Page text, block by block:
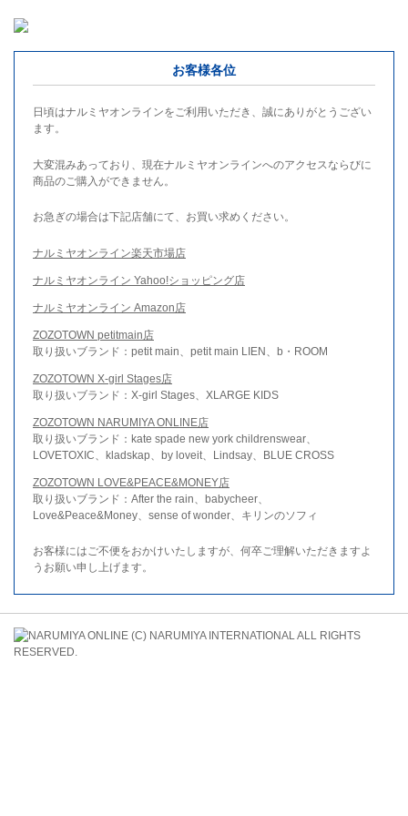
お客様各位
日頃はナルミヤオンラインをご利用いただき、誠にありがとうござい
ます。
大変混みあっており、現在ナルミヤオンラインへのアクセスならびに
商品のご購入ができません。
お急ぎの場合は下記店舗にて、お買い求めください。
ナルミヤオンライン楽天市場店
ナルミヤオンライン Yahoo!ショッピング店
ナルミヤオンライン Amazon店
ZOZOTOWN petitmain店
取り扱いブランド：petit main、petit main LIEN、b・ROOM
ZOZOTOWN X-girl Stages店
取り扱いブランド：X-girl Stages、XLARGE KIDS
ZOZOTOWN NARUMIYA ONLINE店
取り扱いブランド：kate spade new york childrenswear、
LOVETOXIC、kladskap、by loveit、Lindsay、BLUE CROSS
ZOZOTOWN LOVE&PEACE&MONEY店
取り扱いブランド：After the rain、babycheer、
Love&Peace&Money、sense of wonder、キリンのソフィ
お客様にはご不便をおかけいたしますが、何卒ご理解いただきますよ
うお願い申し上げます。